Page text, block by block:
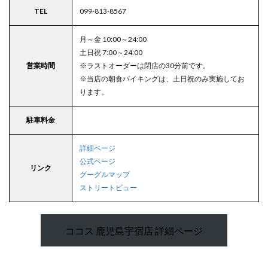
TEL 099-813-8567
営業時間
月～金 10:00～24:00
土日祝 7:00～24:00
※ラストオーダーは閉店の30分前です。
※当店の朝食バイキングは、土日祝のみ実施してお
ります。
駐車料金
リンク
詳細ページ
公式ページ
グーグルマップ
ストリートビュー
ココス 鹿児島宇宿店 詳細ページ